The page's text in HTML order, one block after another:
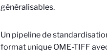
généralisables.
Un pipeline de
format unique OME-TIFF